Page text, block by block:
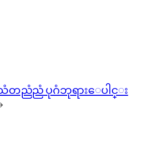
တညံညံ ပုဂံဘုရားေပါင္း